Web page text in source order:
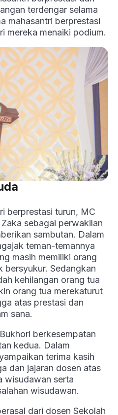
terdengar selama
mahasantri berprestasi
mereka menaiki podium.
berprestasi turun, MC
sebagai perwakilan
sambutan. Dalam
teman-temannya
masih memiliki orang
bersyukur. Sedangkan
kehilangan orang tua
orang tua merekaturut
atas prestasi dan
sana.
berkesempatan
kedua. Dalam
terima kasih
dan jajaran dosen atas
wisudawan serta
wisudawan.
dari dosen Sekolah